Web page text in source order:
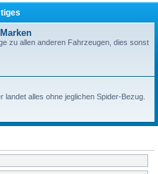
zu allen anderen Fahrzeugen, dies sonst
alles ohne jeglichen Spider-Bezug.